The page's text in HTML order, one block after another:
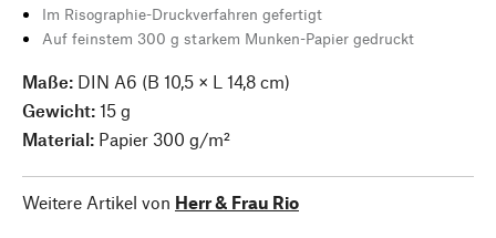
Im Risographie-Druckverfahren gefertigt
Auf feinstem 300 g starkem Munken-Papier gedruckt
Maße: DIN A6 (B 10,5 × L 14,8 cm)
Gewicht: 15 g
Material: Papier 300 g/m²
Weitere Artikel von Herr & Frau Rio